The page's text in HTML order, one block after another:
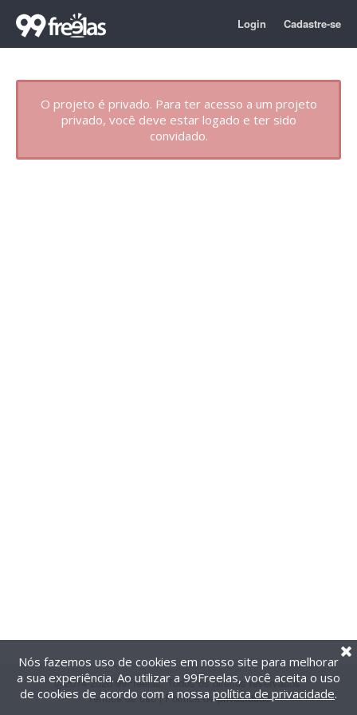
Login Cadastre-se
O projeto é privado. Para ter acesso a um projeto
privado, você deve estar logado e ter sido
convidado.
@2014-2026 99Freelas. Todos os direitos reservados.
Termos de uso| Política de privacidade
Nós fazemos uso de cookies em nosso site para melhorar
a sua experiência. Ao utilizar a 99Freelas, você aceita o uso
de cookies de acordo com a nossa política de privacidade.